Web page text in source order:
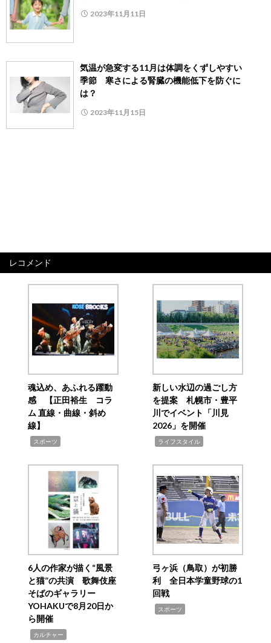
2023年11月11日
気温が急変する11月は体調をくずしやすい
季節 寒さによる腎臓の機能低下を防ぐに
は？
2023年11月15日
レコメンド
魂込め、あふれる躍動
感 【正田裕生 コラ
ム 直線・曲線・斜め
線】
スポーツ
新しい水辺の過ごし方
を提案 札幌市・豊平
川でイベント「川見
2026」を開催
ライフスタイル
6人の作家が描く“風景
と猫”の共演 歌舞伎座
そばのギャラリー
YOHAKUで8月20日か
ら開催
カルチャー
弓ヶ浜（鳥取）が初勝
利 全日本学童野球の1
回戦
スポーツ